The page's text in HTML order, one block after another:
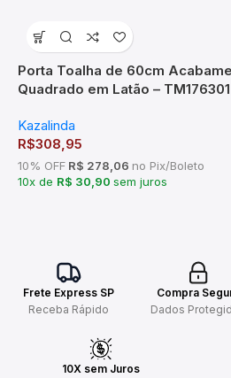
Porta Toalha de 60cm
Quadrado em Latão – TM176301
Kazalinda
R$308,95
10% OFF R$ 278,06 no Pix/Boleto
10x de R$ 30,90 sem juros
Frete Express SP
Receba Rápido
Compra
Dados
10X sem Juros